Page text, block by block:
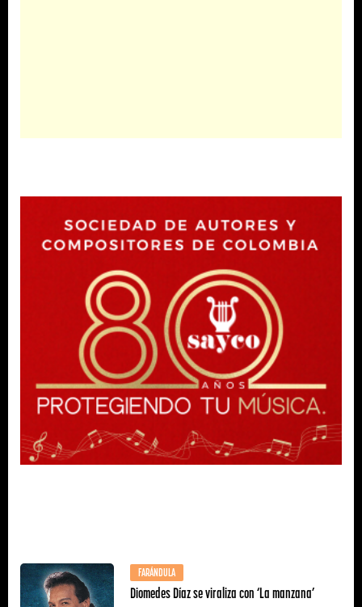
FARÁNDULA
Diomedes Díaz se viraliza con ‘La manzana’